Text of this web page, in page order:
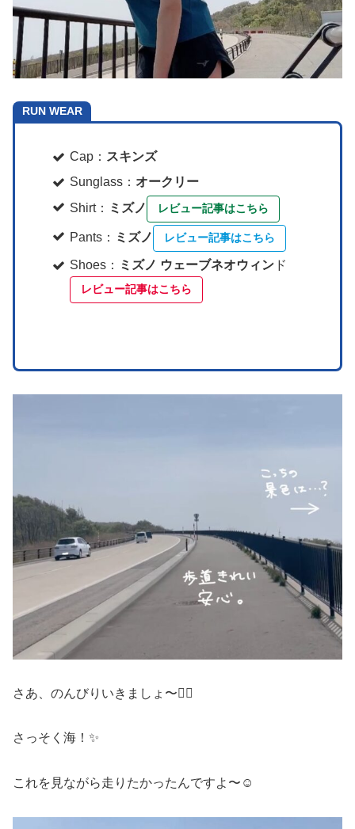
RUN WEAR
Cap： スキンズ
Sunglass： オークリー
Shirt： ミズノ レビュー記事はこちら
Pants： ミズノ レビュー記事はこちら
Shoes： ミズノ ウェーブネオウィンド
レビュー記事はこちら
さあ、のんびりいきましょ〜🏃‍♀️
さっそく海！✨
これを見ながら走りたかったんですよ〜☺️